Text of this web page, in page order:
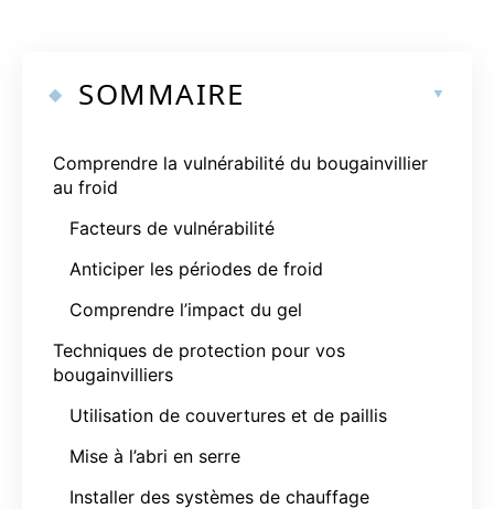
SOMMAIRE
Comprendre la vulnérabilité du bougainvillier
au froid
Facteurs de vulnérabilité
Anticiper les périodes de froid
Comprendre l’impact du gel
Techniques de protection pour vos
bougainvilliers
Utilisation de couvertures et de paillis
Mise à l’abri en serre
Installer des systèmes de chauffage